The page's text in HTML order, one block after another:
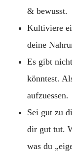
& bewusst.
Kultiviere
deine
Es gibt
könntest.
aufzuessen.
Sei gut zu
dir gut tut.
was du